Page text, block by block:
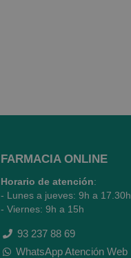
FARMACIA ONLINE
Horario de atención:
- Lunes a jueves: 9h a 17.30h
- Viernes: 9h a 15h
93 237 88 69
WhatsApp Atención Web